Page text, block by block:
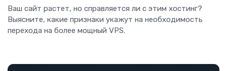
Ваш сайт растет, но справляется ли с этим хостинг?
Выясните, какие признаки укажут на необходимость
перехода на более мощный VPS.